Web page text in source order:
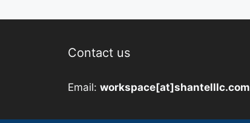
Contact us
Email: workspace[at]shantelllc.com